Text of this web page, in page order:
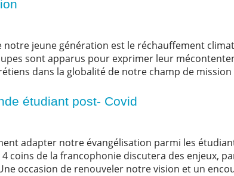
notre jeune génération est le réchauffement
sont apparus pour exprimer leur
dans la globalité de notre champ de mission
étudiant post- Covid
adapter notre évangélisation parmi les
coins de la francophonie discutera des enjeux,
occasion de renouveler notre vision et un